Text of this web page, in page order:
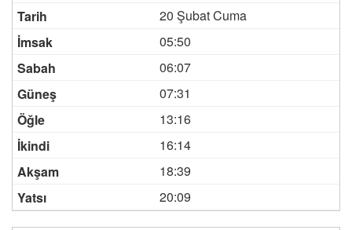
20 Şubat Cuma
05:50
06:07
07:31
13:16
16:14
18:39
20:09